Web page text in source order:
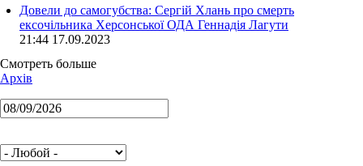
Довели до самогубства: Сергій Хлань про смерть
ексочільника Херсонської ОДА Геннадія Лагути
21:44 17.09.2023
Смотреть больше
Архів